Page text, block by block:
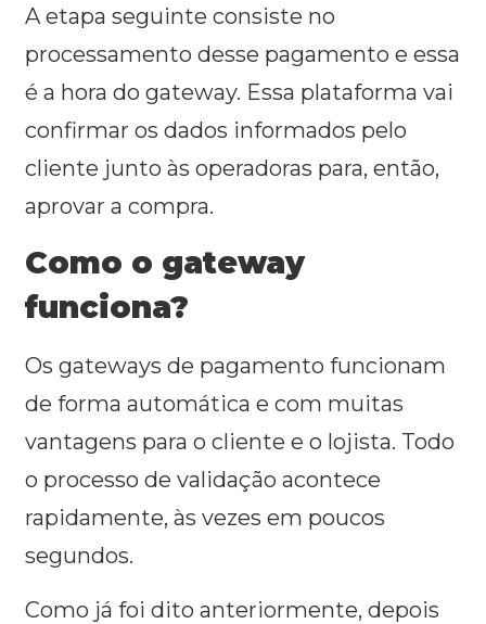
A etapa seguinte consiste no
processamento desse pagamento e essa
é a hora do gateway. Essa plataforma vai
confirmar os dados informados pelo
cliente junto às operadoras para, então,
aprovar a compra.
Como o gateway
funciona?
Os gateways de pagamento funcionam
de forma automática e com muitas
vantagens para o cliente e o lojista. Todo
o processo de validação acontece
rapidamente, às vezes em poucos
segundos.
Como já foi dito anteriormente, depois